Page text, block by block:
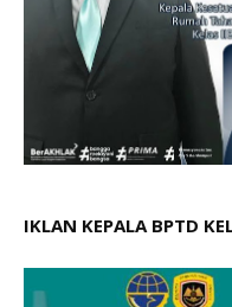
IKLAN KEPALA BPTD